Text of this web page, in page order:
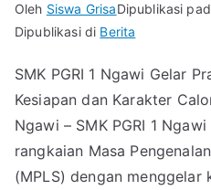
Oleh Siswa GrisaDipublikasi
Dipublikasi di Berita
SMK PGRI 1 Ngawi Gelar
Kesiapan dan Karakter
Ngawi – SMK PGRI 1
rangkaian Masa
(MPLS) dengan menggelar